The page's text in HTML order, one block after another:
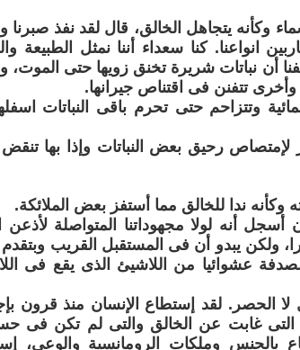
وكأنه يتجاهل الخالق، قال لقد نفذ صبرنا
انواعنا. كنا سعداء أننا نمثل الطبيعة
أن نباتات شريرة تخنق زويها حتى الموت،
تتفنن فى اقتناص جيرانها.
وتتزاحم حتى تحرم باقى النباتات
رحيق بعض النباتات وإذا بها تنقض
وكأنه ندا للخالق مما أستفز بعض الملائكة.
أنه لولا مجهوداتنا المتواصلة لأذعن
ولكن يبدو أن فى المستقبل القريب وبتقدم
عشوائيا من اللاشيئ الذى يقع فى
الحصر. لقد إستطاع الإنسان منذ قرون
غابت عن الخالق والتى لم تكن فى
بالجنس وملكات الرومانسية والوعى،